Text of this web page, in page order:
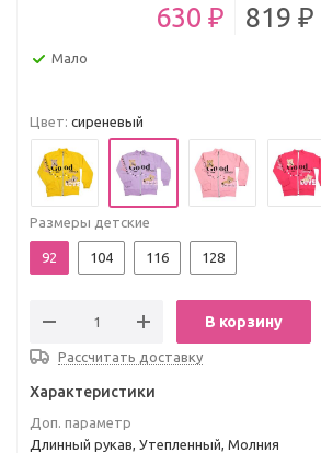
630 ₽ 819 ₽
Мало
Цвет: сиреневый
Размеры детские
92 104 116 128
В корзину
Рассчитать доставку
Характеристики
Доп. параметр
Длинный рукав, Утепленный, Молния